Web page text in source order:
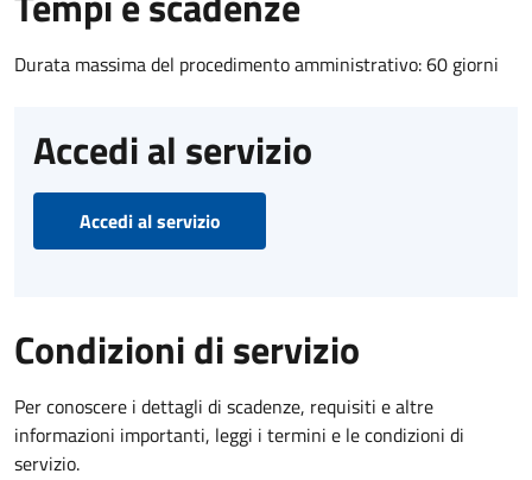
Durata massima del procedimento amministrativo: 60 giorni
Accedi al servizio
Accedi al servizio
Condizioni di servizio
Per conoscere i dettagli di scadenze, requisiti e altre
informazioni importanti, leggi i termini e le condizioni di
servizio.